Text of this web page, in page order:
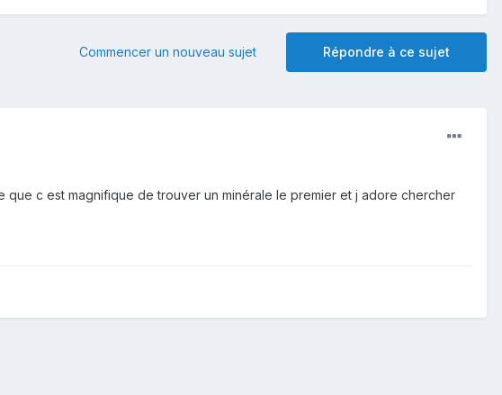
Répondre à ce sujet
Commencer un nouveau sujet
c est magnifique de trouver un minérale le premier et j adore chercher